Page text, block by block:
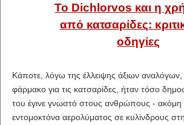
Το Dichlorvos και η
από κατσαρίδες:
οδηγίες
Κάποτε, λόγω της έλλειψης άξιων
φάρμακο για τις κατσαρίδες, ήταν τόσο
του έγινε γνωστό στους ανθρώπους - ακόμη
εντομοκτόνα αερολύματος σε κυλίνδρους